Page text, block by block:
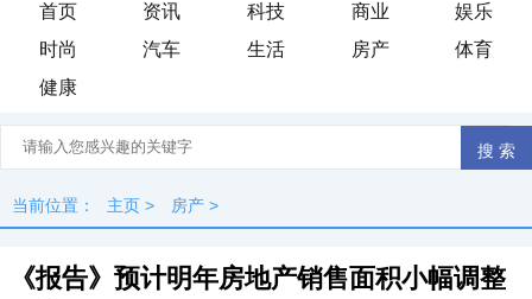
首页 资讯 科技 商业
娱乐
时尚
汽车 生活 房产
体育
健康
当前位置： 主页 > 房产 >
《报告》预计明年房地产销售面积小幅调整